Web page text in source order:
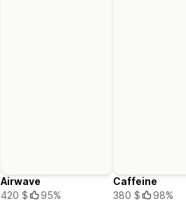
Airwave
420 $
95%
Caffeine
380 $
98%